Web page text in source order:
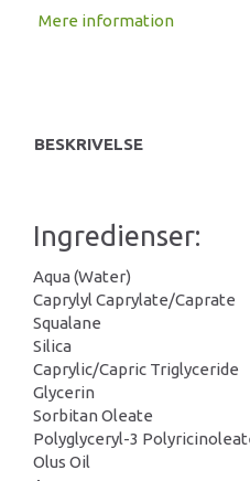
Mere information
BESKRIVELSE
Ingredienser:
Aqua (Water)
Caprylyl Caprylate/Caprate
Squalane
Silica
Caprylic/Capric Triglyceride
Glycerin
Sorbitan Oleate
Polyglyceryl-3
Olus Oil